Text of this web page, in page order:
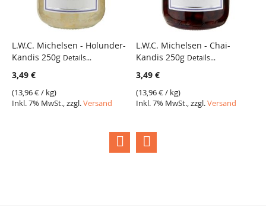
L.W.C. Michelsen - Holunder-
Kandis 250g Details...
3,49 €
(13,96 €/ kg)
Inkl. 7% MwSt., zzgl.Versand
L.W.C. Michelsen - Chai-
Kandis 250g Details...
3,49 €
(13,96 €/ kg)
Inkl. 7% MwSt., zzgl.Versand